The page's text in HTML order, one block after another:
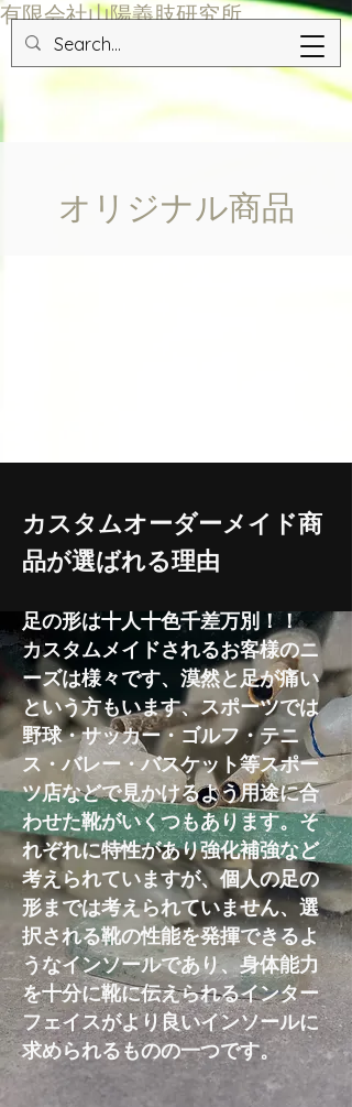
​有限会社山陽義肢研究所
​オリジナル商品
​カスタムオーダーメイド商
品が選ばれる理由
足の形は十人十色千差万別！！
カスタムメイドされるお客様のニ
ーズは様々です、漠然と足が痛い
という方もいます、スポーツでは
野球・サッカー・ゴルフ・テニ
ス・バレー・バスケット等スポー
ツ店などで見かけるよう用途に合
わせた靴がいくつもあります。そ
れぞれに特性があり強化補強など
考えられていますが、個人の足の
形までは考えられていません、選
択される靴の性能を発揮できるよ
うなインソールであり、身体能力
を十分に靴に伝えられるインター
フェイスがより良いインソールに
求められるものの一つです。